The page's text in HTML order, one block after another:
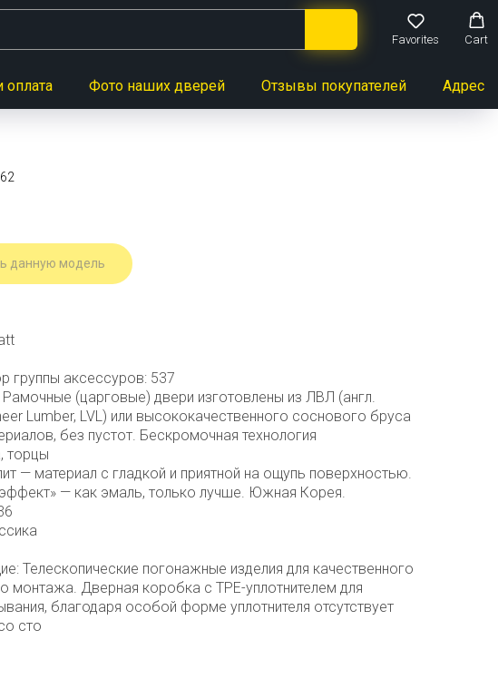
Favorites Cart
оплата Фото наших дверей Отзывы покупателей Адреса
данную модель
группы аксессуров: 537
(царговые) двери изготовлены из ЛВЛ (англ.
Lumber, LVL) или высококачественного соснового бруса
без пустот. Бескромочная технология
торцы
— материал с гладкой и приятной на ощупь поверхностью.
— как эмаль, только лучше. Южная Корея.
Телескопические погонажные изделия для качественного
монтажа. Дверная коробка с TPE-уплотнителем для
благодаря особой форме уплотнителя отсутствует
сто